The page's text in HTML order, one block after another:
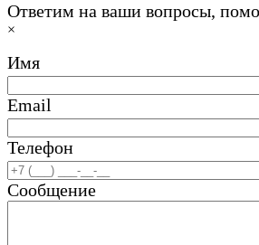
Ответим на ваши вопросы,
×
Имя
Email
Телефон
Сообщение